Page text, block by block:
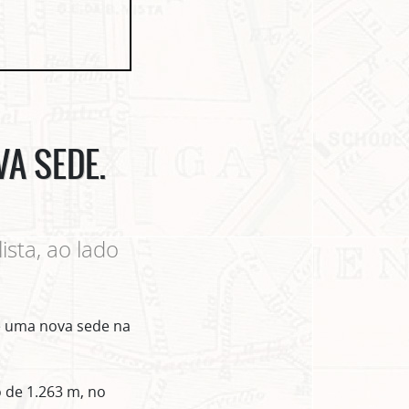
SEDE.
ao lado
nova sede na
1.263 m, no